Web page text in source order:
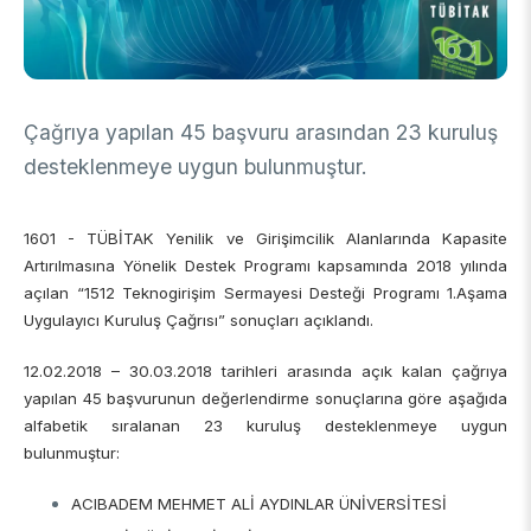
Arşiv
Üretken Yapay Zekâ Rehberi
DESTEKLER
Akademik
Ulusal Programlar
Uluslararası Programlar
Sanayi
Ulusal Programlar
Uluslararası Programlar
Bilimsel Etkinlik
Etkinlik Düzenleme
Etkinliklere Katılım
Uluslararası Destekler
Uluslararası İş Birlikleri
İkili İş Birliği Programları
Çok Taraflı Programlar
AB Çerçeve Programları
BURSLAR
Lisans / Önlisans
Mentorluk Desteği Programı
Lisansüstü
Çağrıya yapılan 45 başvuru arasından 23 kuruluş
desteklenmeye uygun bulunmuştur.
1601 - TÜBİTAK Yenilik ve Girişimcilik Alanlarında Kapasite
Artırılmasına Yönelik Destek Programı kapsamında 2018 yılında
açılan “1512 Teknogirişim Sermayesi Desteği Programı 1.Aşama
Uygulayıcı Kuruluş Çağrısı” sonuçları açıklandı.
12.02.2018 – 30.03.2018 tarihleri arasında açık kalan çağrıya
yapılan 45 başvurunun değerlendirme sonuçlarına göre aşağıda
alfabetik sıralanan 23 kuruluş desteklenmeye uygun
bulunmuştur:
ACIBADEM MEHMET ALİ AYDINLAR ÜNİVERSİTESİ